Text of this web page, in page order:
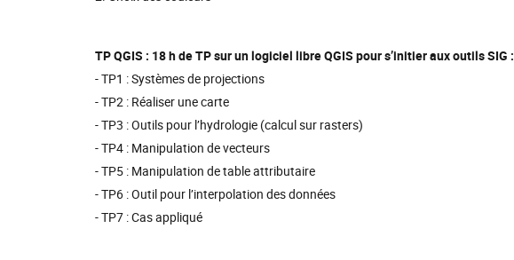
TP QGIS : 18 h de TP sur un logiciel libre QGIS pour s’initier aux outils SIG :
- TP1 : Systèmes de projections
- TP2 : Réaliser une carte
- TP3 : Outils pour l’hydrologie (calcul sur rasters)
- TP4 : Manipulation de vecteurs
- TP5 : Manipulation de table attributaire
- TP6 : Outil pour l’interpolation des données
- TP7 : Cas appliqué